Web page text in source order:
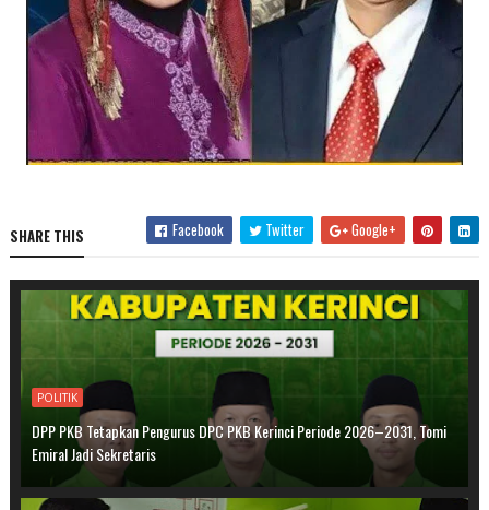
SHARE THIS Facebook Twitter Google+
POLITIK
DPP PKB Tetapkan Pengurus DPC PKB Kerinci Periode 2026–2031, Tomi
Emiral Jadi Sekretaris